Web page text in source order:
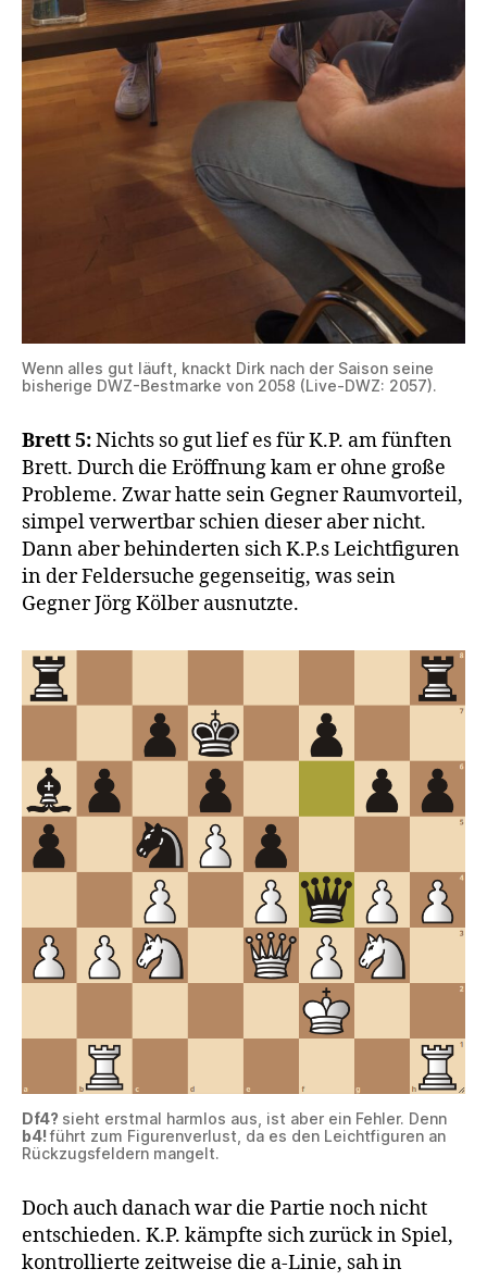
Wenn alles gut läuft, knackt Dirk nach der Saison seine
bisherige DWZ-Bestmarke von 2058 (Live-DWZ: 2057).
Brett 5:Nichts so gut lief es für K.P. am fünften
Brett. Durch die Eröffnung kam er ohne große
Probleme. Zwar hatte sein Gegner Raumvorteil,
simpel verwertbar schien dieser aber nicht.
Dann aber behinderten sich K.P.s Leichtfiguren
in der Feldersuche gegenseitig, was sein
Gegner Jörg Kölber ausnutzte.
Df4? sieht erstmal harmlos aus, ist aber ein Fehler. Denn
b4!führt zum Figurenverlust, da es den Leichtfiguren an
Rückzugsfeldern mangelt.
Doch auch danach war die Partie noch nicht
entschieden. K.P. kämpfte sich zurück in Spiel,
kontrollierte zeitweise die a-Linie, sah in